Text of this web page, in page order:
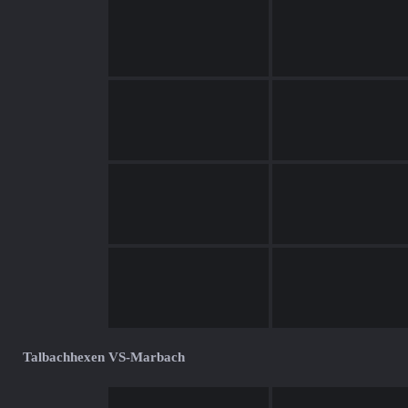
Talbachhexen VS-Marbach